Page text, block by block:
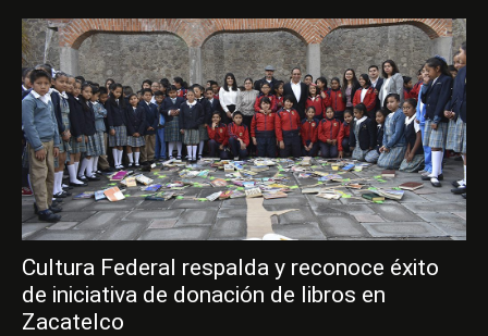
Cultura Federal respalda y reconoce éxito
de iniciativa de donación de libros en
Zacatelco